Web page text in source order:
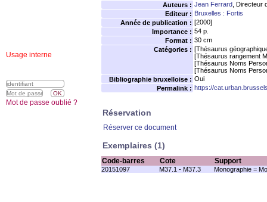
Auteurs : Jean Ferrard , Directeur
Editeur : Bruxelles : Fortis
Année de publication : [2000]
Importance : 54 p.
Format : 30 cm
Catégories : [Thésaurus
[Thésaurus rangement
[Thésaurus Noms
[Thésaurus Noms
Bibliographie bruxelloise : Oui
Permalink : https://
Réservation
Réserver ce document
Exemplaires (1)
Code-barres Cote Support
20151097 M37.1 - M37.3 Monographie =
Usage interne
Mot de passe oublié ?